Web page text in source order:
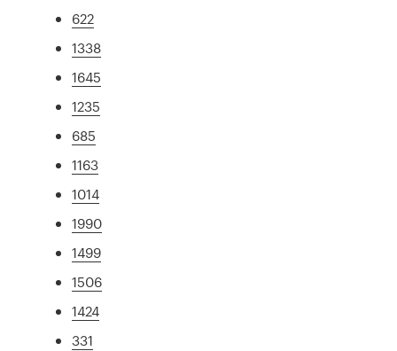
622
1338
1645
1235
685
1163
1014
1990
1499
1506
1424
331